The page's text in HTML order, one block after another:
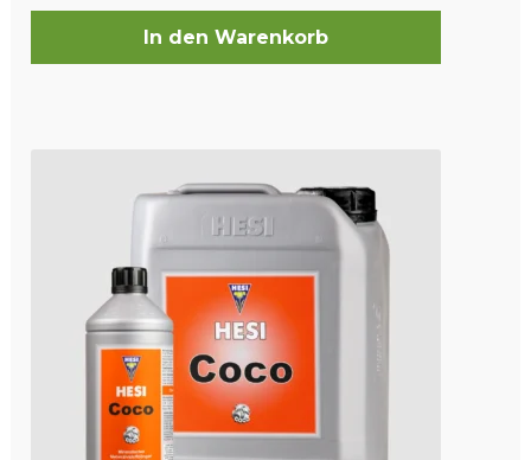
In den Warenkorb